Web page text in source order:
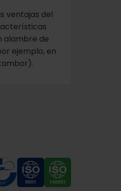
ventajas del
alambre de
ejemplo, en